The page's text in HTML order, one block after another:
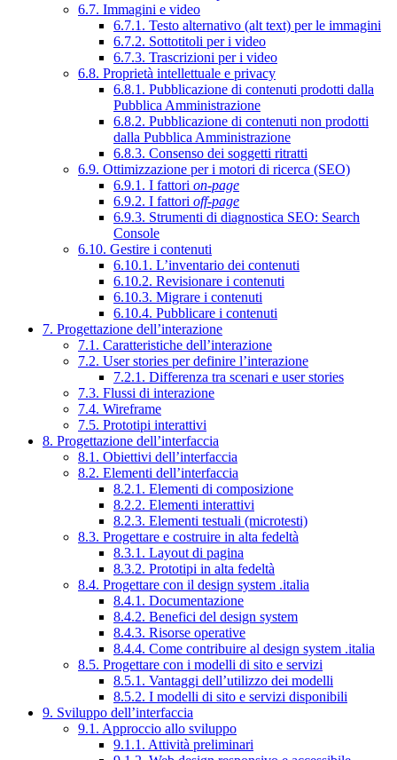
6.7. Immagini e video
6.7.1. Testo alternativo (alt text) per le immagini
6.7.2. Sottotitoli per i video
6.7.3. Trascrizioni per i video
6.8. Proprietà intellettuale e privacy
6.8.1. Pubblicazione di contenuti prodotti dalla
Pubblica Amministrazione
6.8.2. Pubblicazione di contenuti non prodotti
dalla Pubblica Amministrazione
6.8.3. Consenso dei soggetti ritratti
6.9. Ottimizzazione per i motori di ricerca (SEO)
6.9.1. I fattori on-page
6.9.2. I fattori off-page
6.9.3. Strumenti di diagnostica SEO: Search
Console
6.10. Gestire i contenuti
6.10.1. L’inventario dei contenuti
6.10.2. Revisionare i contenuti
6.10.3. Migrare i contenuti
6.10.4. Pubblicare i contenuti
7. Progettazione dell’interazione
7.1. Caratteristiche dell’interazione
7.2. User stories per definire l’interazione
7.2.1. Differenza tra scenari e user stories
7.3. Flussi di interazione
7.4. Wireframe
7.5. Prototipi interattivi
8. Progettazione dell’interfaccia
8.1. Obiettivi dell’interfaccia
8.2. Elementi dell’interfaccia
8.2.1. Elementi di composizione
8.2.2. Elementi interattivi
8.2.3. Elementi testuali (microtesti)
8.3. Progettare e costruire in alta fedeltà
8.3.1. Layout di pagina
8.3.2. Prototipi in alta fedeltà
8.4. Progettare con il design system .italia
8.4.1. Documentazione
8.4.2. Benefici del design system
8.4.3. Risorse operative
8.4.4. Come contribuire al design system .italia
8.5. Progettare con i modelli di sito e servizi
8.5.1. Vantaggi dell’utilizzo dei modelli
8.5.2. I modelli di sito e servizi disponibili
9. Sviluppo dell’interfaccia
9.1. Approccio allo sviluppo
9.1.1. Attività preliminari